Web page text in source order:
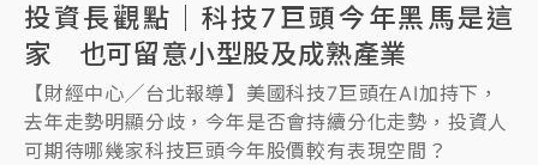
投資長觀點｜科技7巨頭今年黑馬是這
家 也可留意小型股及成熟產業
【財經中心╱台北報導】美國科技7巨頭在AI加持下，
去年走勢明顯分歧，今年是否會持續分化走勢，投資人
可期待哪幾家科技巨頭今年股價較有表現空間？